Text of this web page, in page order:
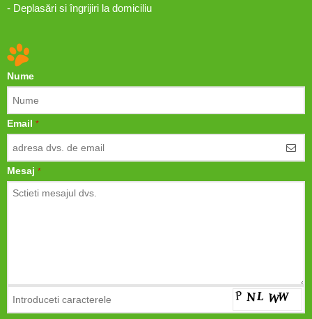
- Deplasări si îngrijiri la domiciliu
Nume
Email *
Mesaj *